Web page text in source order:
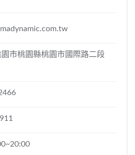
市桃園縣桃園市國際路二段